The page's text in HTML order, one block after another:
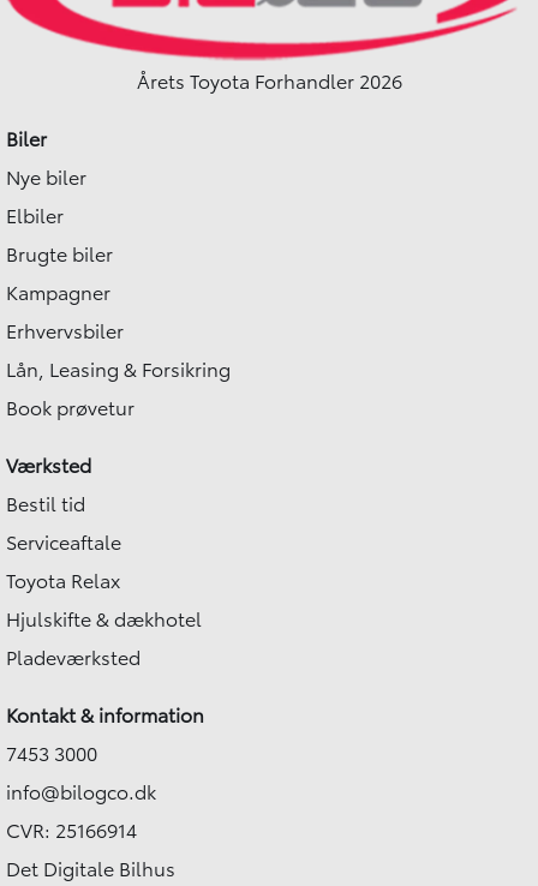
Årets Toyota Forhandler 2026
Biler
Nye biler
Elbiler
Brugte biler
Kampagner
Erhvervsbiler
Lån, Leasing & Forsikring
Book prøvetur
Værksted
Bestil tid
Serviceaftale
Toyota Relax
Hjulskifte & dækhotel
Pladeværksted
Kontakt & information
7453 3000
info@bilogco.dk
CVR: 25166914
Det Digitale Bilhus